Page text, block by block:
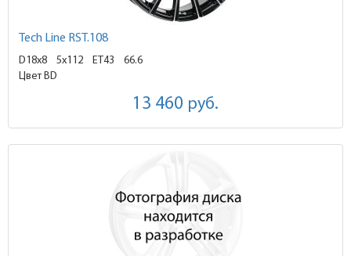
Tech Line RST.108
D18x8 5x112 ET43
66.6
Цвет BD
13 460 руб.